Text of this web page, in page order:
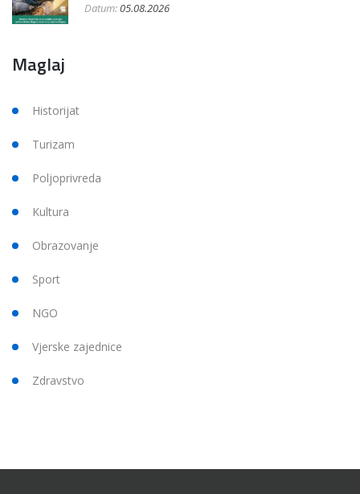
Datum:05.08.2026
Maglaj
Historijat
Turizam
Poljoprivreda
Kultura
Obrazovanje
Sport
NGO
Vjerske zajednice
Zdravstvo